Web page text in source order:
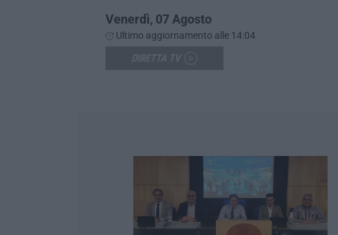
Venerdì, 07 Agosto
Ultimo aggiornamento alle 14:04